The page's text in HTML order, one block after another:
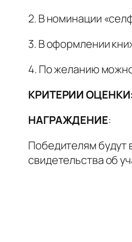
2. В номинации
3. В оформлении
4. По желанию
КРИТЕРИИ
НАГРАЖДЕНИЕ:
Победителям будут
свидетельства об